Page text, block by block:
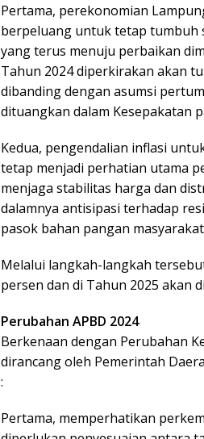
Pertama, perekonomian
berpeluang untuk tetap tumbuh
yang terus menuju perbaikan
Tahun 2024 diperkirakan akan
dibanding dengan asumsi
dituangkan dalam Kesepakatan
Kedua, pengendalian inflasi
tetap menjadi perhatian utama
menjaga stabilitas harga dan
dalamnya antisipasi terhadap
pasok bahan pangan
Melalui langkah-langkah
persen dan di Tahun 2025 akan
Perubahan APBD 2024
Berkenaan dengan Perubahan
dirancang oleh Pemerintah
:
Pertama, memperhatikan